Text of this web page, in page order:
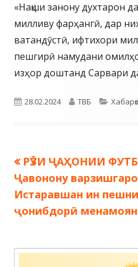
«Нақши занону духтарон
милливу фарҳангӣ, дар
ватандӯстӣ, ифтихори
пешгирӣ намудани
изҳор доштанд Сарвари
Опубликовано
28.02.2024 Автор
ТВБ Рубрики
Хабарҳо
Навигация
по
записям
Предыдущая
запись:
РӮЗИ ҶАҲОНИИ
Ҷавонону
Истаравшан ин
ҷонибдорӣ
Содержимое